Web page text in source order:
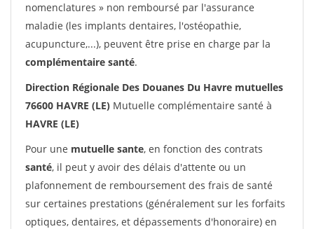
nomenclatures » non remboursé par l'assurance
maladie (les implants dentaires, l'ostéopathie,
acupuncture,...), peuvent être prise en charge par la
complémentaire santé.
Direction Régionale Des Douanes Du Havre mutuelles
76600 HAVRE (LE) Mutuelle complémentaire santé à
HAVRE (LE)
Pour une mutuelle sante, en fonction des contrats
santé, il peut y avoir des délais d'attente ou un
plafonnement de remboursement des frais de santé
sur certaines prestations (généralement sur les forfaits
optiques, dentaires, et dépassements d'honoraire) en